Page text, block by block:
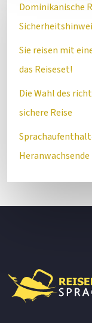
Dominikanische
Sie reisen mit
das Reiseset!
Die Wahl des
sichere Reise
Heranwachsende